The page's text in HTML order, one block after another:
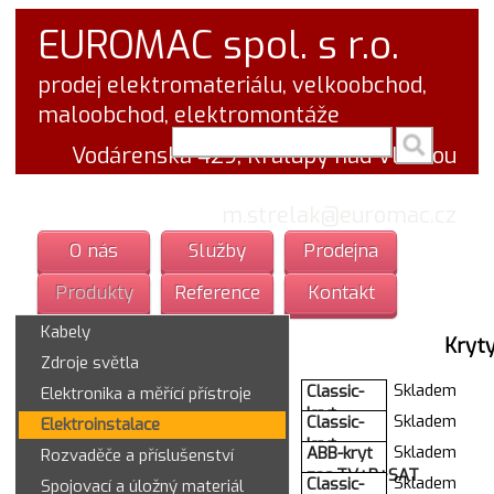
EUROMAC spol. s r.o.
prodej elektromateriálu, velkoobchod,
maloobchod, elektromontáže
Vodárenská 429, Kralupy nad Vltavou
O nás Služby
Prodejna
Produkty
Reference Kontakt
Kabely
Zdroje světla
Elektronika a měřící přístroje
Elektroinstalace
Rozvaděče a příslušenství
Spojovací a úložný materiál
Classic-
kryt
zasuvky
5517-
B75B1
Skladem
Classic-
kryt
zas.1xTLF
5013C-
Skladem
ABB-kryt
zas.TV+R+SAT
Skladem
Classic-
Skladem